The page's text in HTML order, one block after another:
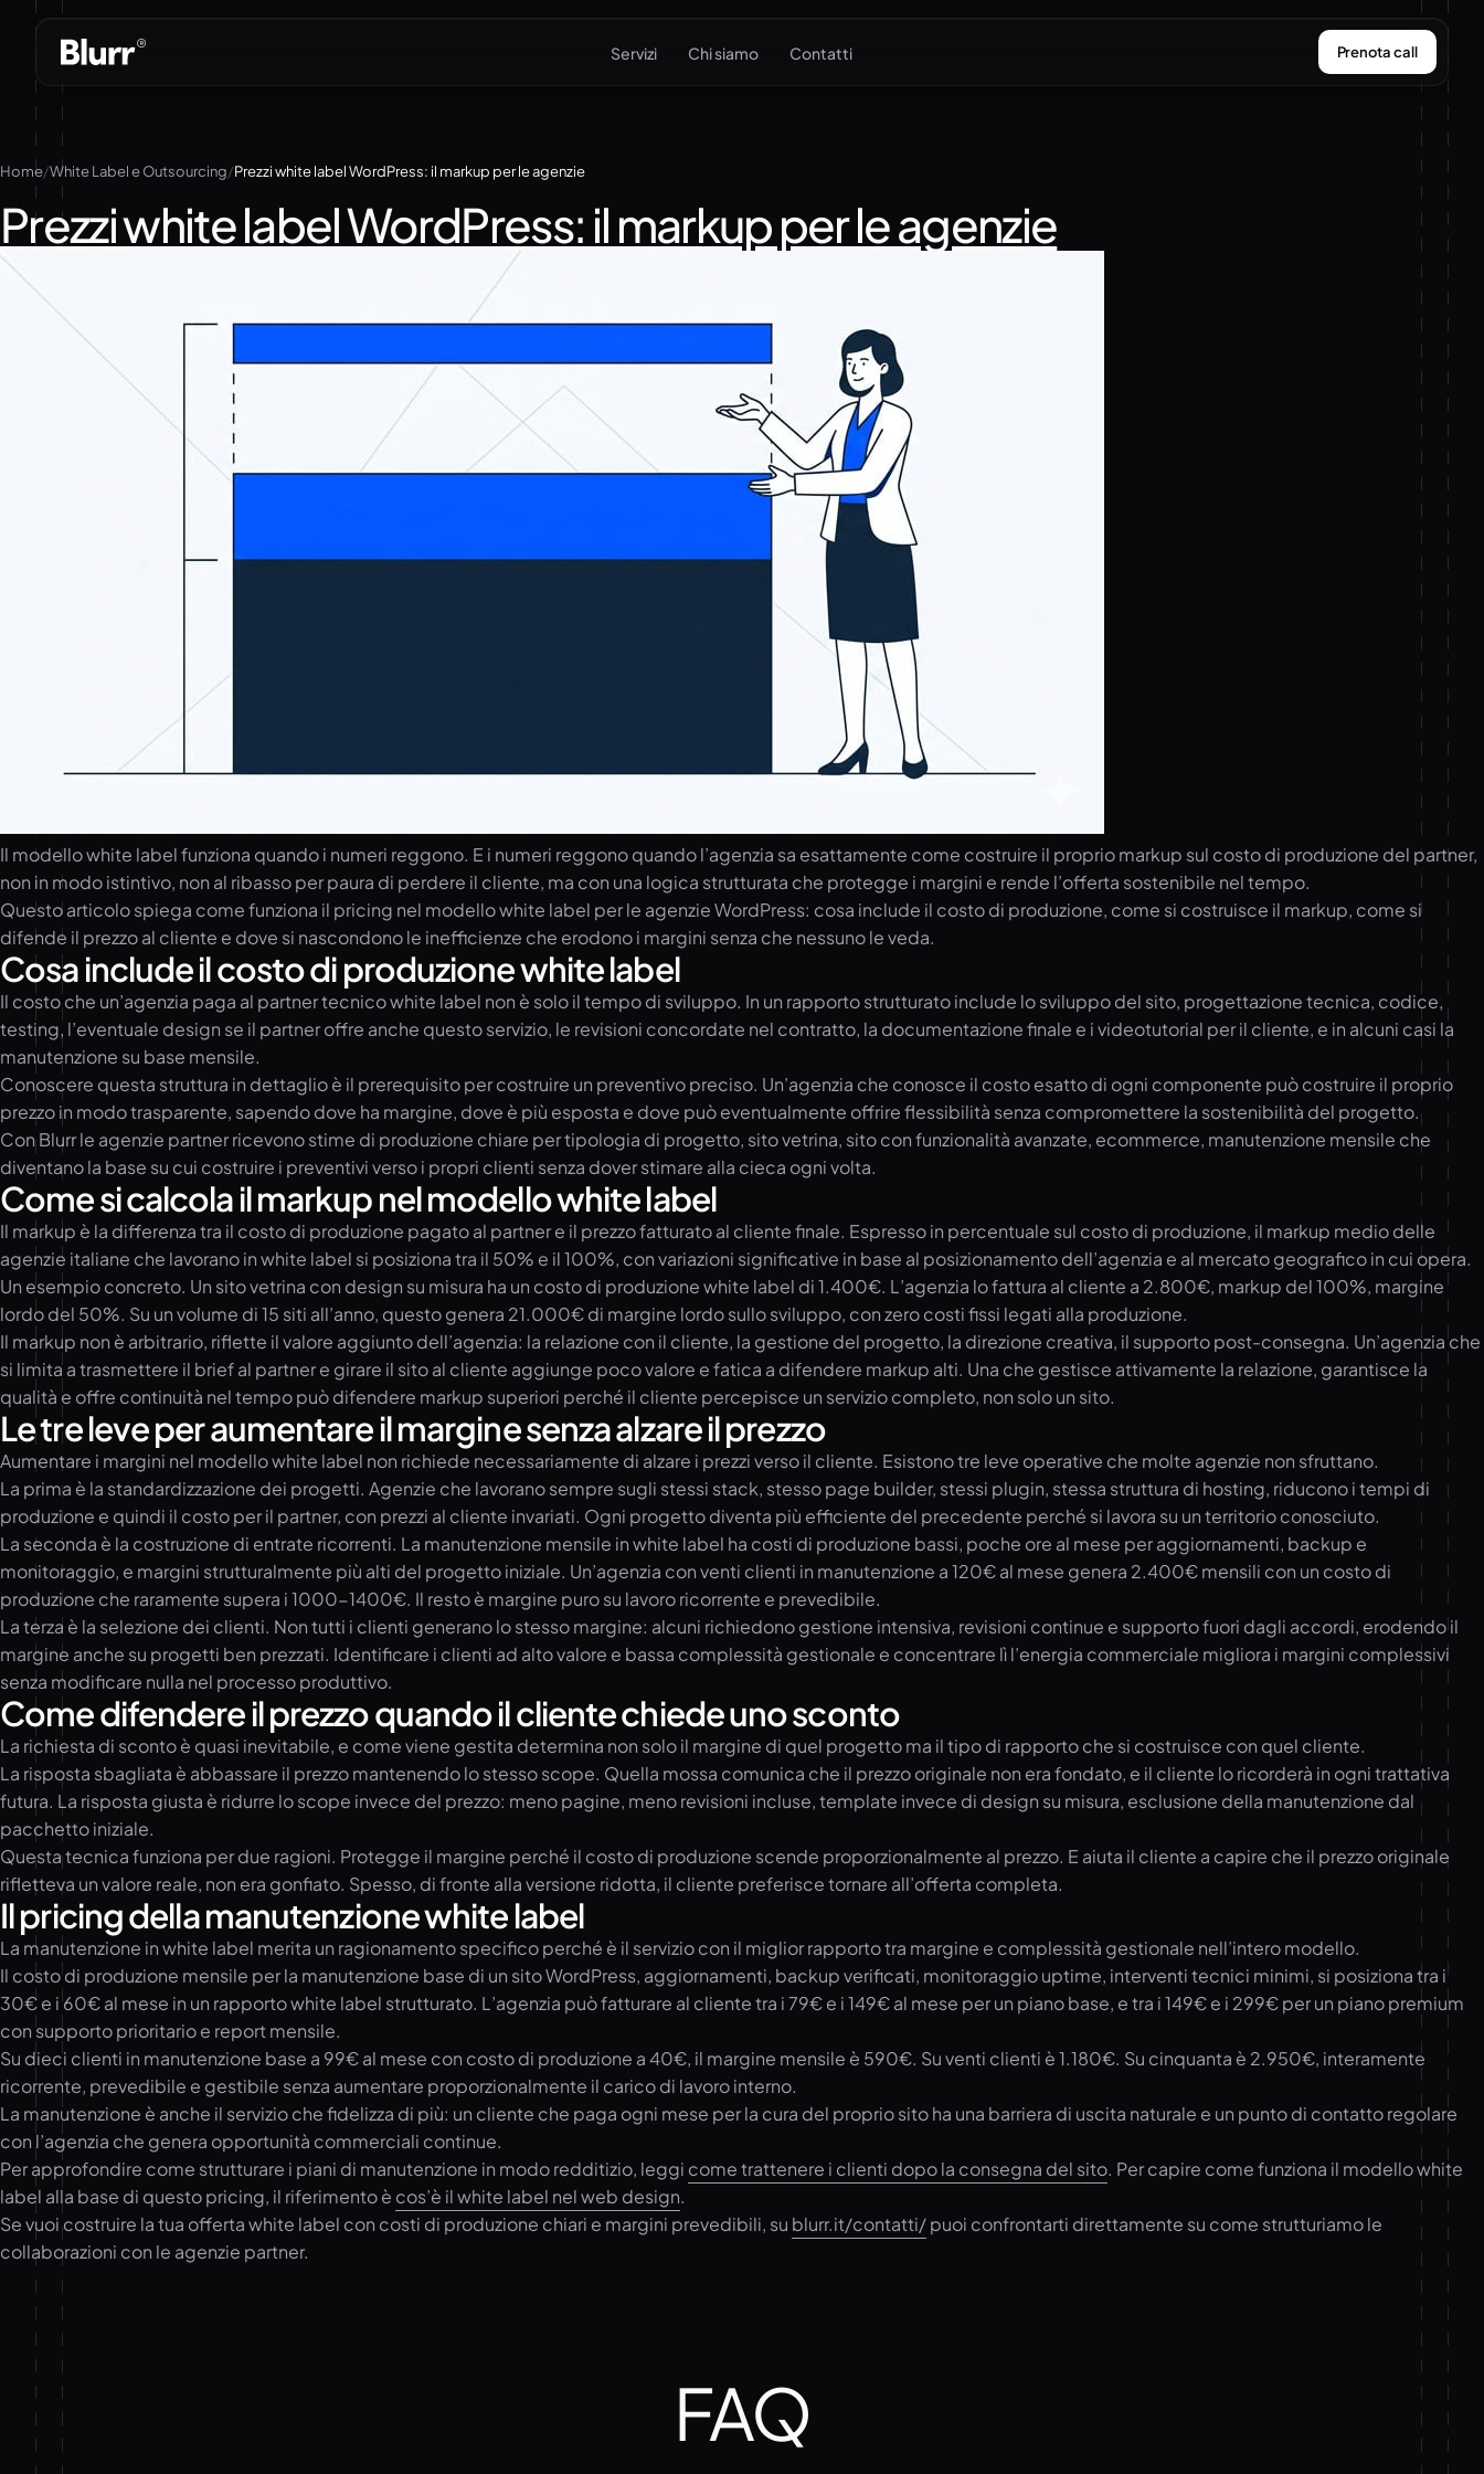
contenuto
Servizi Chi siamo Contatti Prenota call
Home White Label e Outsourcing Prezzi white label WordPress: il markup per le agenzie
Prezzi white label WordPress: il markup per le agenzie
Il modello white label funziona quando i numeri reggono. E i numeri reggono quando l’agenzia sa esattamente come costruire il proprio markup sul costo di produzione del partner,
non in modo istintivo, non al ribasso per paura di perdere il cliente, ma con una logica strutturata che protegge i margini e rende l’offerta sostenibile nel tempo.
Questo articolo spiega come funziona il pricing nel modello white label per le agenzie WordPress: cosa include il costo di produzione, come si costruisce il markup, come si
difende il prezzo al cliente e dove si nascondono le inefficienze che erodono i margini senza che nessuno le veda.
Cosa include il costo di produzione white label
Il costo che un’agenzia paga al partner tecnico white label non è solo il tempo di sviluppo. In un rapporto strutturato include lo sviluppo del sito, progettazione tecnica, codice,
testing, l’eventuale design se il partner offre anche questo servizio, le revisioni concordate nel contratto, la documentazione finale e i videotutorial per il cliente, e in alcuni casi la
manutenzione su base mensile.
Conoscere questa struttura in dettaglio è il prerequisito per costruire un preventivo preciso. Un’agenzia che conosce il costo esatto di ogni componente può costruire il proprio
prezzo in modo trasparente, sapendo dove ha margine, dove è più esposta e dove può eventualmente offrire flessibilità senza compromettere la sostenibilità del progetto.
Con Blurr le agenzie partner ricevono stime di produzione chiare per tipologia di progetto, sito vetrina, sito con funzionalità avanzate, ecommerce, manutenzione mensile che
diventano la base su cui costruire i preventivi verso i propri clienti senza dover stimare alla cieca ogni volta.
Come si calcola il markup nel modello white label
Il markup è la differenza tra il costo di produzione pagato al partner e il prezzo fatturato al cliente finale. Espresso in percentuale sul costo di produzione, il markup medio delle
agenzie italiane che lavorano in white label si posiziona tra il 50% e il 100%, con variazioni significative in base al posizionamento dell’agenzia e al mercato geografico in cui opera.
Un esempio concreto. Un sito vetrina con design su misura ha un costo di produzione white label di 1.400€. L’agenzia lo fattura al cliente a 2.800€, markup del 100%, margine
lordo del 50%. Su un volume di 15 siti all’anno, questo genera 21.000€ di margine lordo sullo sviluppo, con zero costi fissi legati alla produzione.
Il markup non è arbitrario, riflette il valore aggiunto dell’agenzia: la relazione con il cliente, la gestione del progetto, la direzione creativa, il supporto post-consegna. Un’agenzia che
si limita a trasmettere il brief al partner e girare il sito al cliente aggiunge poco valore e fatica a difendere markup alti. Una che gestisce attivamente la relazione, garantisce la
qualità e offre continuità nel tempo può difendere markup superiori perché il cliente percepisce un servizio completo, non solo un sito.
Le tre leve per aumentare il margine senza alzare il prezzo
Aumentare i margini nel modello white label non richiede necessariamente di alzare i prezzi verso il cliente. Esistono tre leve operative che molte agenzie non sfruttano.
La prima è la standardizzazione dei progetti. Agenzie che lavorano sempre sugli stessi stack, stesso page builder, stessi plugin, stessa struttura di hosting, riducono i tempi di
produzione e quindi il costo per il partner, con prezzi al cliente invariati. Ogni progetto diventa più efficiente del precedente perché si lavora su un territorio conosciuto.
La seconda è la costruzione di entrate ricorrenti. La manutenzione mensile in white label ha costi di produzione bassi, poche ore al mese per aggiornamenti, backup e
monitoraggio, e margini strutturalmente più alti del progetto iniziale. Un’agenzia con venti clienti in manutenzione a 120€ al mese genera 2.400€ mensili con un costo di
produzione che raramente supera i 1000-1400€. Il resto è margine puro su lavoro ricorrente e prevedibile.
La terza è la selezione dei clienti. Non tutti i clienti generano lo stesso margine: alcuni richiedono gestione intensiva, revisioni continue e supporto fuori dagli accordi, erodendo il
margine anche su progetti ben prezzati. Identificare i clienti ad alto valore e bassa complessità gestionale e concentrare lì l’energia commerciale migliora i margini complessivi
senza modificare nulla nel processo produttivo.
Come difendere il prezzo quando il cliente chiede uno sconto
La richiesta di sconto è quasi inevitabile, e come viene gestita determina non solo il margine di quel progetto ma il tipo di rapporto che si costruisce con quel cliente.
La risposta sbagliata è abbassare il prezzo mantenendo lo stesso scope. Quella mossa comunica che il prezzo originale non era fondato, e il cliente lo ricorderà in ogni trattativa
futura. La risposta giusta è ridurre lo scope invece del prezzo: meno pagine, meno revisioni incluse, template invece di design su misura, esclusione della manutenzione dal
pacchetto iniziale.
Questa tecnica funziona per due ragioni. Protegge il margine perché il costo di produzione scende proporzionalmente al prezzo. E aiuta il cliente a capire che il prezzo originale
rifletteva un valore reale, non era gonfiato. Spesso, di fronte alla versione ridotta, il cliente preferisce tornare all’offerta completa.
Il pricing della manutenzione white label
La manutenzione in white label merita un ragionamento specifico perché è il servizio con il miglior rapporto tra margine e complessità gestionale nell’intero modello.
Il costo di produzione mensile per la manutenzione base di un sito WordPress, aggiornamenti, backup verificati, monitoraggio uptime, interventi tecnici minimi, si posiziona tra i
30€ e i 60€ al mese in un rapporto white label strutturato. L’agenzia può fatturare al cliente tra i 79€ e i 149€ al mese per un piano base, e tra i 149€ e i 299€ per un piano premium
con supporto prioritario e report mensile.
Su dieci clienti in manutenzione base a 99€ al mese con costo di produzione a 40€, il margine mensile è 590€. Su venti clienti è 1.180€. Su cinquanta è 2.950€, interamente
ricorrente, prevedibile e gestibile senza aumentare proporzionalmente il carico di lavoro interno.
La manutenzione è anche il servizio che fidelizza di più: un cliente che paga ogni mese per la cura del proprio sito ha una barriera di uscita naturale e un punto di contatto regolare
con l’agenzia che genera opportunità commerciali continue.
Per approfondire come strutturare i piani di manutenzione in modo redditizio, leggi come trattenere i clienti dopo la consegna del sito. Per capire come funziona il modello white
label alla base di questo pricing, il riferimento è cos’è il white label nel web design.
Se vuoi costruire la tua offerta white label con costi di produzione chiari e margini prevedibili, su blurr.it/contatti/puoi confrontarti direttamente su come strutturiamo le
collaborazioni con le agenzie partner.
FAQ